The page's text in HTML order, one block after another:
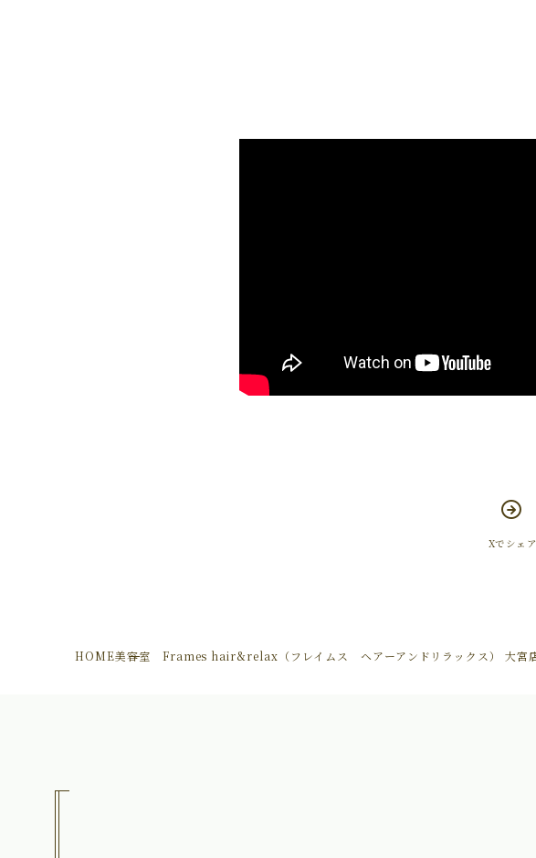
Xでシェア
HOME美容室 Frames hair&relax（フレイムス ヘアーアンドリラックス） 大宮